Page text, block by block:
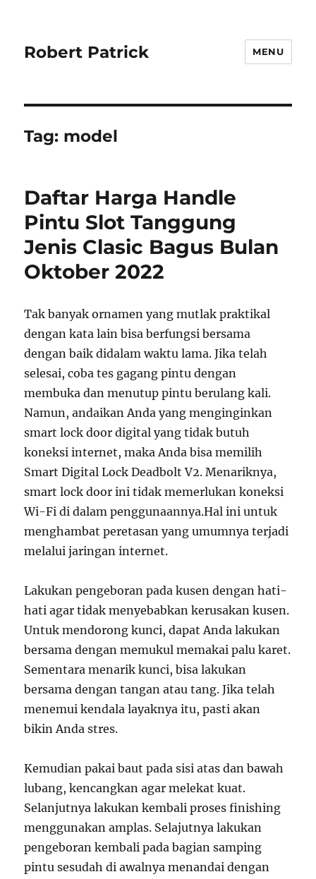
Robert Patrick MENU
Tag: model
Daftar Harga Handle
Pintu Slot Tanggung
Jenis Clasic Bagus Bulan
Oktober 2022
Tak banyak ornamen yang mutlak praktikal
dengan kata lain bisa berfungsi bersama
dengan baik didalam waktu lama. Jika telah
selesai, coba tes gagang pintu dengan
membuka dan menutup pintu berulang kali.
Namun, andaikan Anda yang menginginkan
smart lock door digital yang tidak butuh
koneksi internet, maka Anda bisa memilih
Smart Digital Lock Deadbolt V2. Menariknya,
smart lock door ini tidak memerlukan koneksi
Wi-Fi di dalam penggunaannya.Hal ini untuk
menghambat peretasan yang umumnya terjadi
melalui jaringan internet.
Lakukan pengeboran pada kusen dengan hati-
hati agar tidak menyebabkan kerusakan kusen.
Untuk mendorong kunci, dapat Anda lakukan
bersama dengan memukul memakai palu karet.
Sementara menarik kunci, bisa lakukan
bersama dengan tangan atau tang. Jika telah
menemui kendala layaknya itu, pasti akan
bikin Anda stres.
Kemudian pakai baut pada sisi atas dan bawah
lubang, kencangkan agar melekat kuat.
Selanjutnya lakukan kembali proses finishing
menggunakan amplas. Selajutnya lakukan
pengeboran kembali pada bagian samping
pintu sesudah di awalnya menandai dengan